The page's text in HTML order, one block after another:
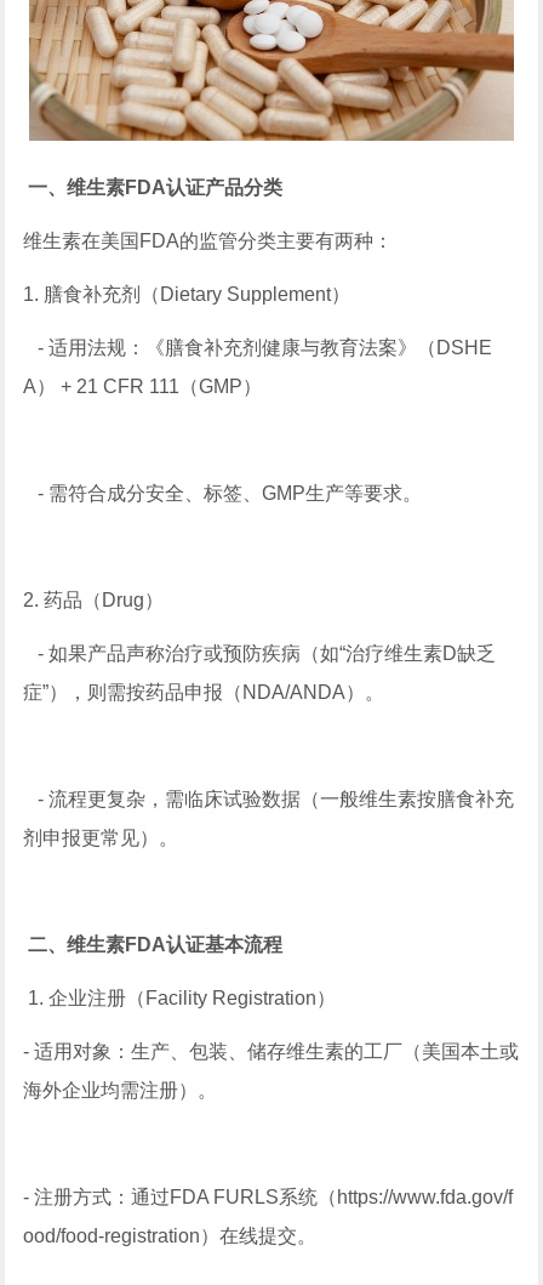
一、维生素FDA认证产品分类
维生素在美国FDA的监管分类主要有两种：
1. 膳食补充剂（Dietary Supplement）
- 适用法规：《膳食补充剂健康与教育法案》（DSHE
A） + 21 CFR 111（GMP）
- 需符合成分安全、标签、GMP生产等要求。
2. 药品（Drug）
- 如果产品声称治疗或预防疾病（如“治疗维生素D缺乏
症”），则需按药品申报（NDA/ANDA）。
- 流程更复杂，需临床试验数据（一般维生素按膳食补充
剂申报更常见）。
二、维生素FDA认证基本流程
1. 企业注册（Facility Registration）
- 适用对象：生产、包装、储存维生素的工厂（美国本土或
海外企业均需注册）。
- 注册方式：通过FDA FURLS系统（https://www.fda.gov/f
ood/food-registration）在线提交。